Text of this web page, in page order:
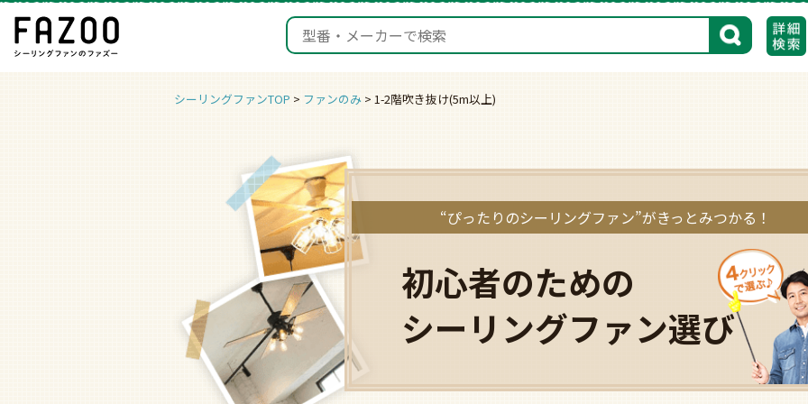
検索
シーリングファンTOP ファンのみ 1-2階吹き抜け(5m以上)
“ぴったりのシーリングファン”がきっとみつかる！
初心者のための
シーリングファン選び